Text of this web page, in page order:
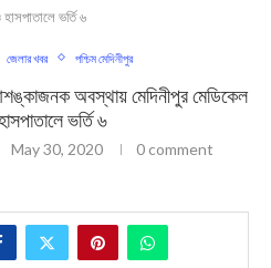
ভর্তি ৬
জেলার খবর পশ্চিম মেদিনীপুর
অবস্থায় মেদিনীপুর মেডিকেল
ভর্তি ৬
May 30, 2020 0 comment